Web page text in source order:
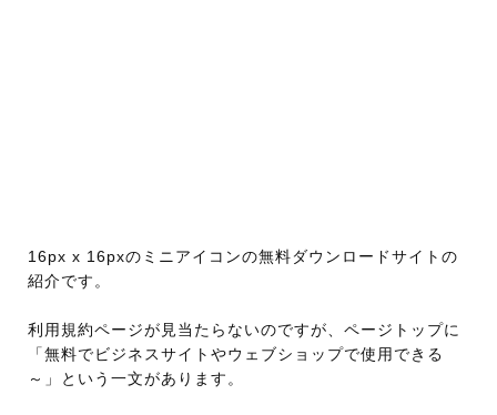
16px x 16pxのミニアイコンの無料ダウンロードサイトの
紹介です。
利用規約ページが見当たらないのですが、ページトップに
「無料でビジネスサイトやウェブショップで使用できる
～」という一文があります。